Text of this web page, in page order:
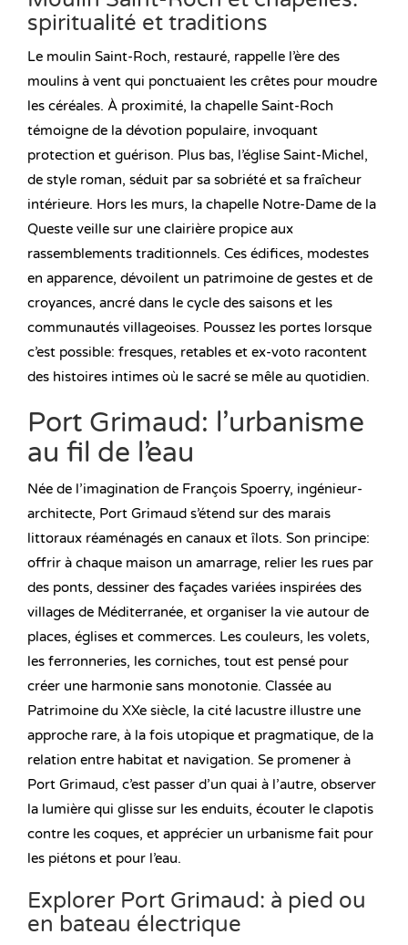
spiritualité et traditions
Le moulin Saint-Roch, restauré, rappelle l’ère des
moulins à vent qui ponctuaient les crêtes pour moudre
les céréales. À proximité, la chapelle Saint-Roch
témoigne de la dévotion populaire, invoquant
protection et guérison. Plus bas, l’église Saint-Michel,
de style roman, séduit par sa sobriété et sa fraîcheur
intérieure. Hors les murs, la chapelle Notre-Dame de la
Queste veille sur une clairière propice aux
rassemblements traditionnels. Ces édifices, modestes
en apparence, dévoilent un patrimoine de gestes et de
croyances, ancré dans le cycle des saisons et les
communautés villageoises. Poussez les portes lorsque
c’est possible: fresques, retables et ex-voto racontent
des histoires intimes où le sacré se mêle au quotidien.
Port Grimaud: l’urbanisme
au fil de l’eau
Née de l’imagination de François Spoerry, ingénieur-
architecte, Port Grimaud s’étend sur des marais
littoraux réaménagés en canaux et îlots. Son principe:
offrir à chaque maison un amarrage, relier les rues par
des ponts, dessiner des façades variées inspirées des
villages de Méditerranée, et organiser la vie autour de
places, églises et commerces. Les couleurs, les volets,
les ferronneries, les corniches, tout est pensé pour
créer une harmonie sans monotonie. Classée au
Patrimoine du XXe siècle, la cité lacustre illustre une
approche rare, à la fois utopique et pragmatique, de la
relation entre habitat et navigation. Se promener à
Port Grimaud, c’est passer d’un quai à l’autre, observer
la lumière qui glisse sur les enduits, écouter le clapotis
contre les coques, et apprécier un urbanisme fait pour
les piétons et pour l’eau.
Explorer Port Grimaud: à pied ou
en bateau électrique